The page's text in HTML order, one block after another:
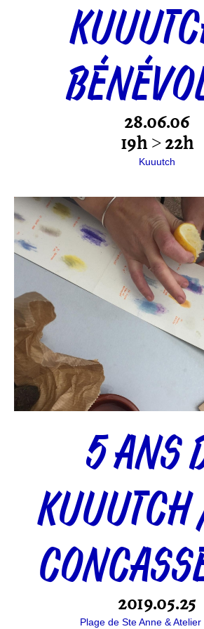
28.06.06
19h > 22h
Kuuutch
5 ANS
2019.05.25
Plage de Ste Anne &